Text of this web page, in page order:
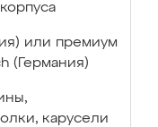
или премиум
(Германия)
карусели